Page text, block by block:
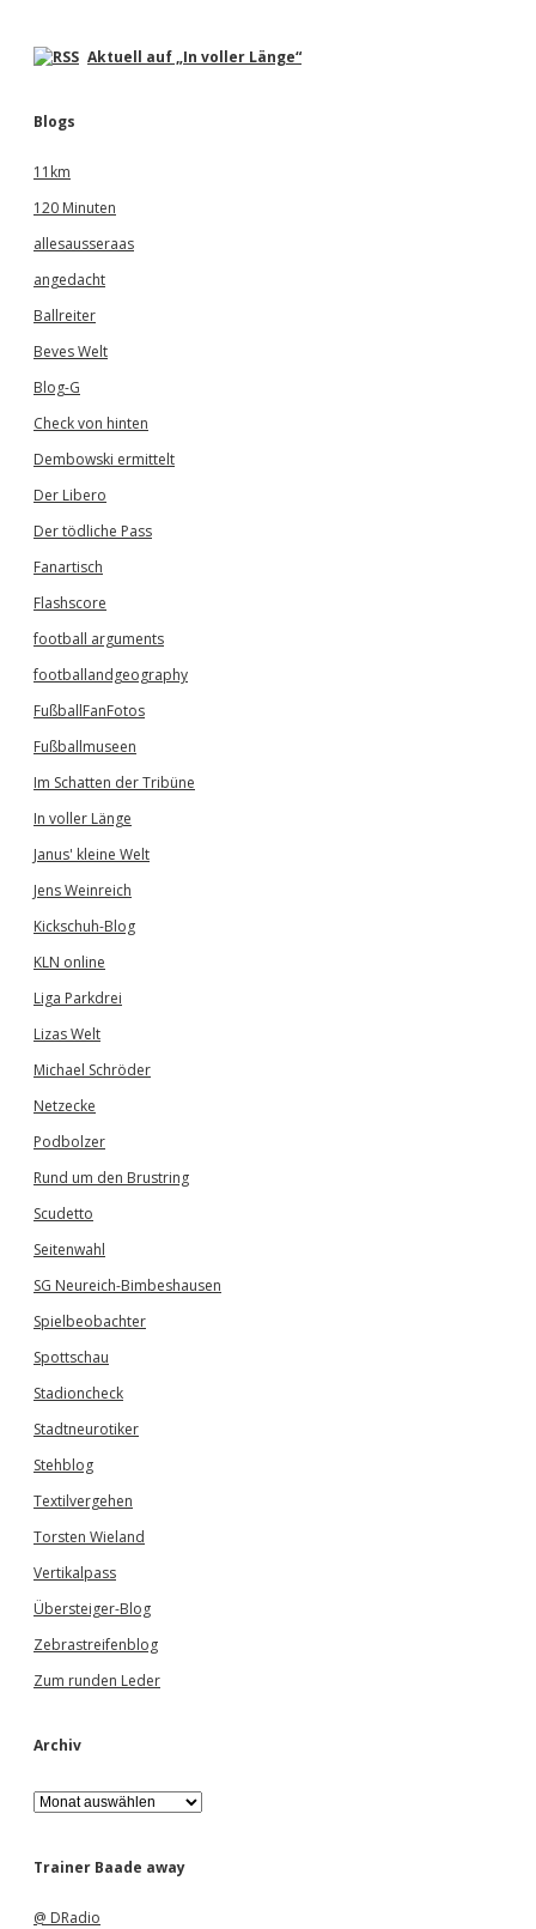
Aktuell auf „In voller Länge“
Blogs
11km
120 Minuten
allesausseraas
angedacht
Ballreiter
Beves Welt
Blog-G
Check von hinten
Dembowski ermittelt
Der Libero
Der tödliche Pass
Fanartisch
Flashscore
football arguments
footballandgeography
FußballFanFotos
Fußballmuseen
Im Schatten der Tribüne
In voller Länge
Janus' kleine Welt
Jens Weinreich
Kickschuh-Blog
KLN online
Liga Parkdrei
Lizas Welt
Michael Schröder
Netzecke
Podbolzer
Rund um den Brustring
Scudetto
Seitenwahl
SG Neureich-Bimbeshausen
Spielbeobachter
Spottschau
Stadioncheck
Stadtneurotiker
Stehblog
Textilvergehen
Torsten Wieland
Vertikalpass
Übersteiger-Blog
Zebrastreifenblog
Zum runden Leder
Archiv
A
r
h
Trainer Baade away
@ DRadio